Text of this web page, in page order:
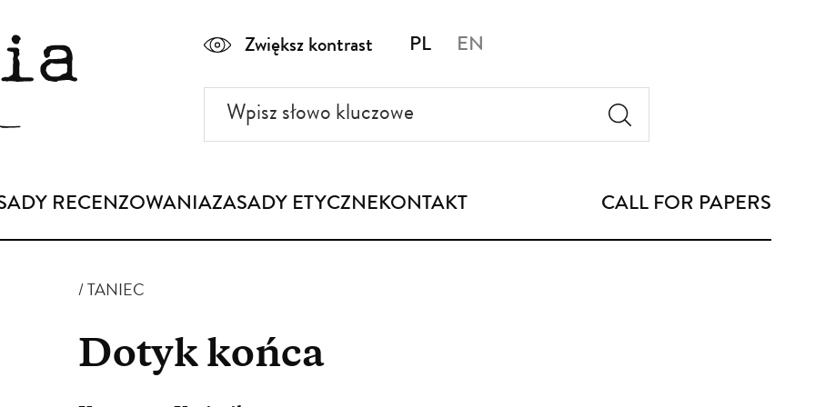
Zwiększ kontrast PL EN
słowo
kluczowe
RECENZOWANIAZASADY ETYCZNEKONTAKT CALL FOR PAPERS
TANIEC
Dotyk końca